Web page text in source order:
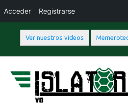
Ver nuestros videos
contenido
Acceder Registrarse